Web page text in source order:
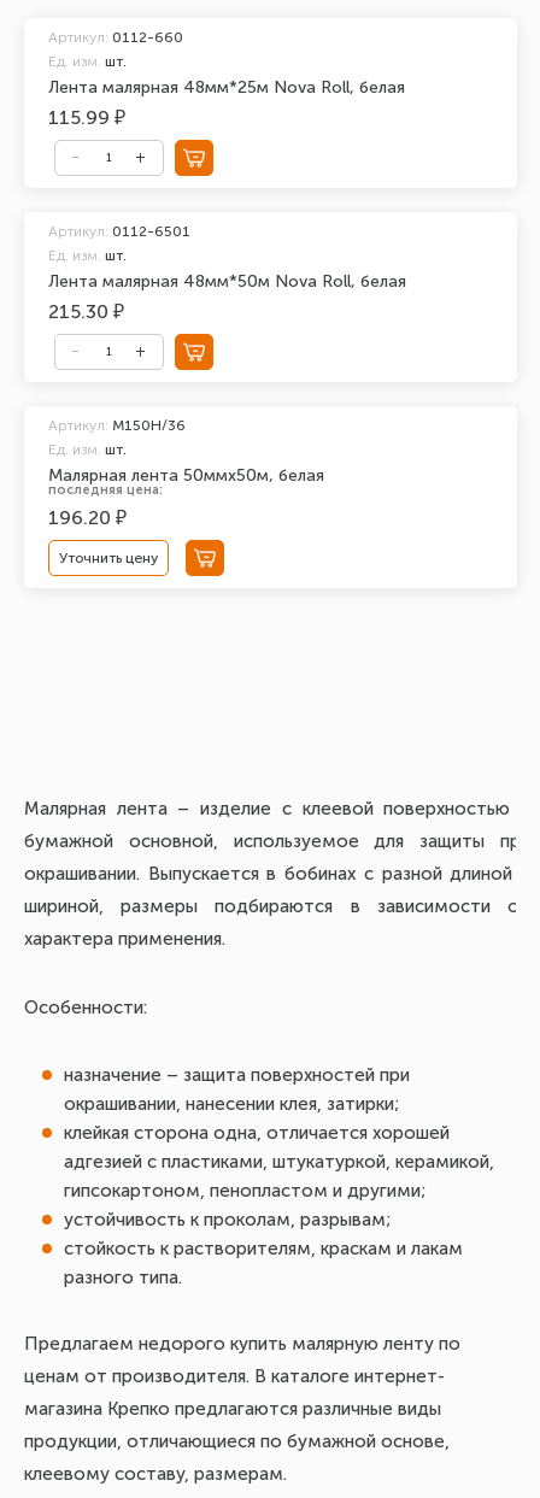
Лента малярная 48мм*25м Nova Roll, белая
Артикул: 0112-660
Ед. изм. шт.
115.99 ₽
Лента малярная 48мм*50м Nova Roll, белая
Артикул: 0112-6501
Ед. изм. шт.
215.30 ₽
Малярная лента 50ммх50м, белая
Артикул: М150Н/36
Ед. изм. шт.
последняя цена:
196.20 ₽
Уточнить цену
Малярная лента – изделие с клеевой поверхностью и
бумажной основной, используемое для защиты при
окрашивании. Выпускается в бобинах с разной длиной и
шириной, размеры подбираются в зависимости от
характера применения.
Особенности:
назначение – защита поверхностей при
окрашивании, нанесении клея, затирки;
клейкая сторона одна, отличается хорошей
адгезией с пластиками, штукатуркой, керамикой,
гипсокартоном, пенопластом и другими;
устойчивость к проколам, разрывам;
стойкость к растворителям, краскам и лакам
разного типа.
Предлагаем недорого купить малярную ленту по
ценам от производителя. В каталоге интернет-
магазина Крепко предлагаются различные виды
продукции, отличающиеся по бумажной основе,
клеевому составу, размерам.